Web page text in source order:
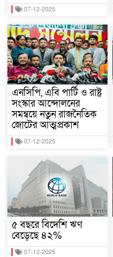
07-12-2025
এনসিপি, এবি পার্টি ও রাষ্ট্র
সংস্কার আন্দোলনের
সমন্বয়ে নতুন রাজনৈতিক
জোটের আত্মপ্রকাশ
07-12-2025
৫ বছরে বিদেশি ঋণ
বেড়েছে ৪২%
07-12-2025